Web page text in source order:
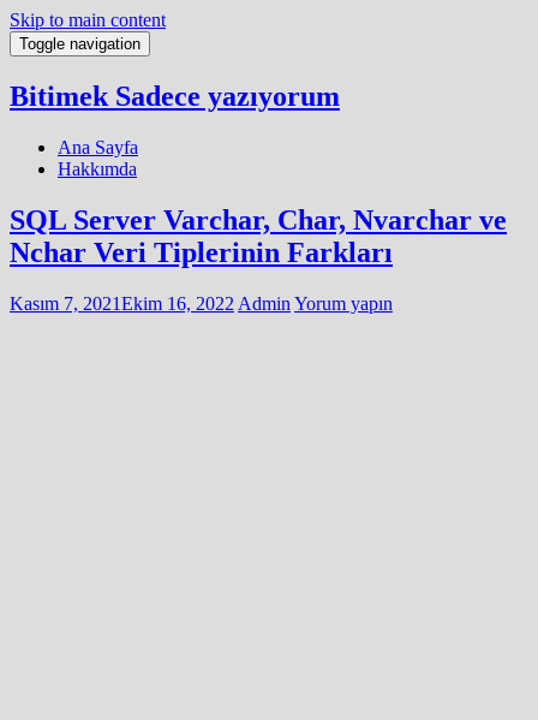
Skip to main content
Toggle navigation
Bitimek Sadece yazıyorum
Ana Sayfa
Hakkımda
SQL Server Varchar, Char, Nvarchar ve
Nchar Veri Tiplerinin Farkları
Kasım 7, 2021Ekim 16, 2022 Admin Yorum yapın